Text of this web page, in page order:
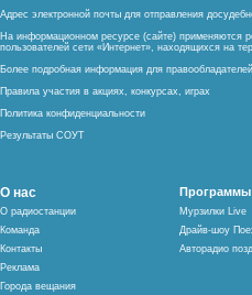
Адрес электронной почты для отправления
На информационном ресурсе (сайте) применяются
пользователей сети «Интернет», находящихся на
Более подробная информация для правообладателей
Правила участия в акциях, конкурсах, играх
Политика конфиденциальности
Результаты СОУТ
О нас
О радиостанции
Команда
Контакты
Реклама
Города вещания
Программы
Мурзилки Live
Драйв-шоу
Авторадио